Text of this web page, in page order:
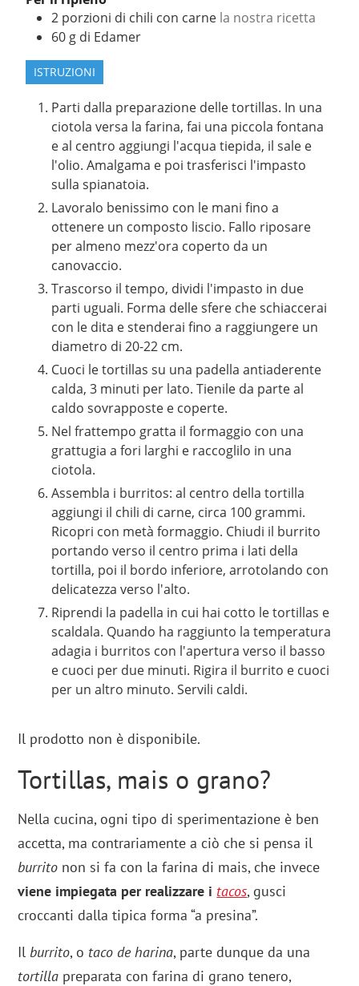
2 porzioni di chili con carne la nostra ricetta
60 g di Edamer
ISTRUZIONI
Parti dalla preparazione delle tortillas. In una
ciotola versa la farina, fai una piccola fontana
e al centro aggiungi l'acqua tiepida, il sale e
l'olio. Amalgama e poi trasferisci l'impasto
sulla spianatoia.
Lavoralo benissimo con le mani fino a
ottenere un composto liscio. Fallo riposare
per almeno mezz'ora coperto da un
canovaccio.
Trascorso il tempo, dividi l'impasto in due
parti uguali. Forma delle sfere che schiaccerai
con le dita e stenderai fino a raggiungere un
diametro di 20-22 cm.
Cuoci le tortillas su una padella antiaderente
calda, 3 minuti per lato. Tienile da parte al
caldo sovrapposte e coperte.
Nel frattempo gratta il formaggio con una
grattugia a fori larghi e raccoglilo in una
ciotola.
Assembla i burritos: al centro della tortilla
aggiungi il chili di carne, circa 100 grammi.
Ricopri con metà formaggio. Chiudi il burrito
portando verso il centro prima i lati della
tortilla, poi il bordo inferiore, arrotolando con
delicatezza verso l'alto.
Riprendi la padella in cui hai cotto le tortillas e
scaldala. Quando ha raggiunto la temperatura
adagia i burritos con l'apertura verso il basso
e cuoci per due minuti. Rigira il burrito e cuoci
per un altro minuto. Servili caldi.
Il prodotto non è disponibile.
Tortillas, mais o grano?
Nella cucina, ogni tipo di sperimentazione è ben
accetta, ma contrariamente a ciò che si pensa il
burrito non si fa con la farina di mais, che invece
viene impiegata per realizzare i tacos, gusci
croccanti dalla tipica forma “a presina”.
Il burrito, o taco de harina, parte dunque da una
tortilla preparata con farina di grano tenero,